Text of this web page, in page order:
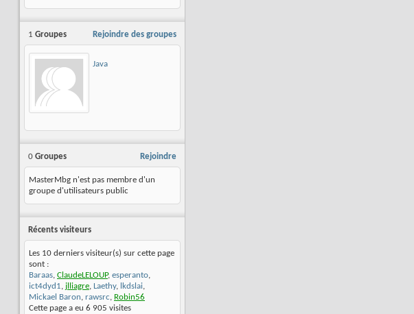
Rejoindre des groupes
1 Groupes
Java
Rejoindre
0 Groupes
MasterMbg n'est pas membre d'un
groupe d'utilisateurs public
Récents visiteurs
Les 10 derniers visiteur(s) sur cette page
sont :
Baraas, ClaudeLELOUP, esperanto,
ict4dyd1, jlliagre, Laethy, lkdslai,
Mickael Baron, rawsrc, Robin56
Cette page a eu 6 905 visites